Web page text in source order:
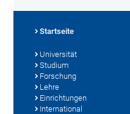
Startseite
Universität
Studium
Forschung
Lehre
Einrichtungen
International